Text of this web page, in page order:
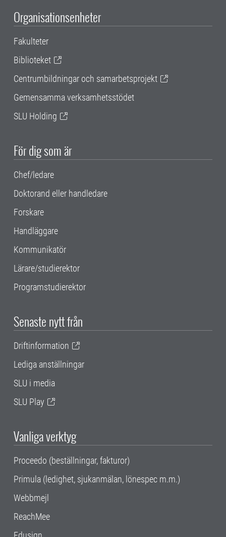
Organisationsenheter
Fakulteter
Biblioteket
Centrumbildningar och samarbetsprojekt
Gemensamma verksamhetsstödet
SLU Holding
För dig som är
Chef/ledare
Doktorand eller handledare
Forskare
Handläggare
Kommunikatör
Lärare/studierektor
Programstudierektor
Senaste nytt från
Driftinformation
Lediga anställningar
SLU i media
SLU Play
Vanliga verktyg
Proceedo (beställningar, fakturor)
Primula (ledighet, sjukanmälan, lönespec m.m.)
Webbmejl
ReachMee